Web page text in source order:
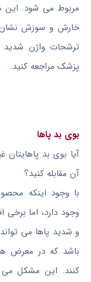
مربوط می شود. این
خارش و سوزش نشان
ترشحات واژن شدید
پزشک مراجعه کنید.
بوی بد پاها
آیا بوی بد پاهایتان
آن مقابله کنید؟
با وجود اینکه
وجود دارد، اما برخی
و شدید پاها می
باشد که در معرض
کنند. این مشکل می